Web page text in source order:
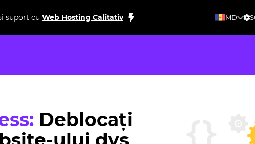
suport cu Web Hosting Calitativ MD
Deblocați